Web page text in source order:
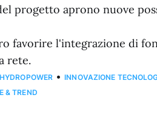
progetto aprono nuove
favorire l'integrazione di
rete.
HYDROPOWER • INNOVAZIONE
& TREND